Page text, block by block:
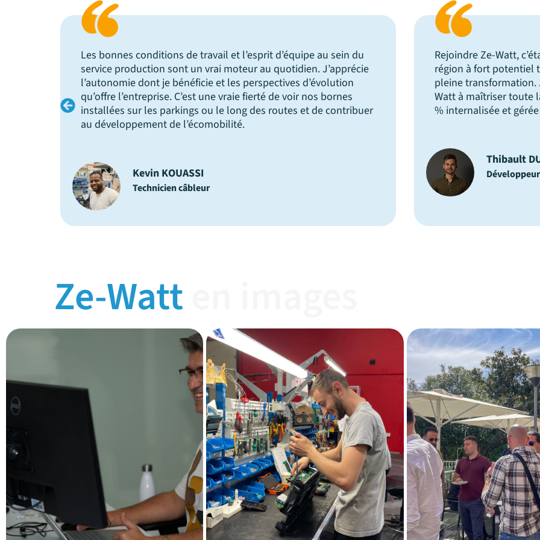
Rejoindre Ze-Watt, c’était l’opportunité de développer une
région à fort potentiel tout en évoluant dans un secteur en
pleine transformation. J’ai été convaincu par la capacité de Ze-
Watt à maîtriser toute la chaîne de valeur, avec une solution 100
% internalisée et gérée de A à Z.
Développeur Commercial
La relation client
communication. Chez
respecter les délais
rigoureux de nos
que le client garde en
Yann
Ze-Watt